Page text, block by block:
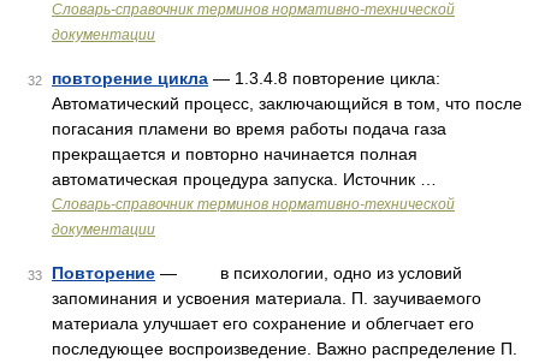
Словарь-справочник терминов нормативно-технической
документации
32 повторение цикла — 1.3.4.8 повторение цикла:
Автоматический процесс, заключающийся в том, что после
погасания пламени во время работы подача газа
прекращается и повторно начинается полная
автоматическая процедура запуска. Источник …
Словарь-справочник терминов нормативно-технической
документации
33 Повторение — в психологии, одно из условий
запоминания и усвоения материала. П. заучиваемого
материала улучшает его сохранение и облегчает его
последующее воспроизведение. Важно распределение П.